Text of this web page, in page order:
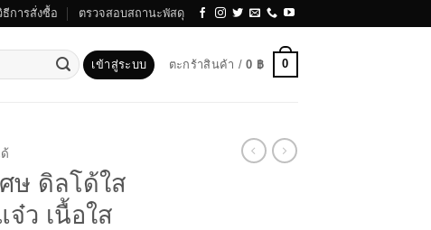
ธีการสั่งซื้อ ตรวจสอบสถานะพัสดุ
เข้าสู่ระบบ ตะกร้าสินค้า /0 ฿ 0
ษ ดิลโด้ใส
ว เนื้อใส